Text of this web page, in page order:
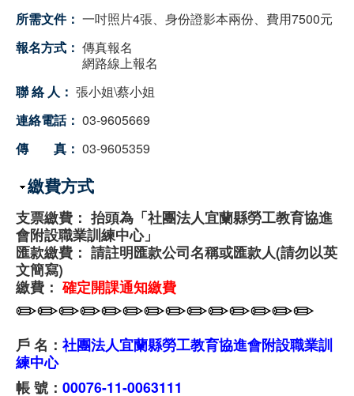
所需文件： 一吋照片4張、身份證影本兩份、費用7500元
報名方式： 傳真報名
網路線上報名
聯 絡 人： 張小姐\蔡小姐
連絡電話： 03-9605669
傳 真： 03-9605359
隱藏
繳費方式
支票繳費： 抬頭為「社團法人宜蘭縣勞工教育協進
會附設職業訓練中心」
匯款繳費： 請註明匯款公司名稱或匯款人(請勿以英
文簡寫)
繳費：確定開課通知繳費
✏✏✏✏✏✏✏✏✏✏✏✏✏✏
戶 名： 社團法人宜蘭縣勞工教育協進會附設職業訓
練中心
帳 號： 00076-11-0063111